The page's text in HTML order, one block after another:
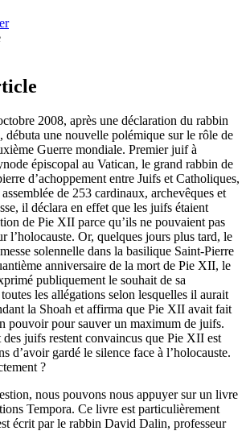
2008, après une déclaration du rabbin
débuta une nouvelle polémique sur le rôle de
Guerre mondiale. Premier juif à
épiscopal au Vatican, le grand rabbin de
d’achoppement entre Juifs et Catholiques,
de 253 cardinaux, archevêques et
il déclara en effet que les juifs étaient
de Pie XII parce qu’ils ne pouvaient pas
l’holocauste. Or, quelques jours plus tard, le
solennelle dans la basilique Saint-Pierre
anniversaire de la mort de Pie XII, le
publiquement le souhait de sa
les allégations selon lesquelles il aurait
la Shoah et affirma que Pie XII avait fait
pouvoir pour sauver un maximum de juifs.
juifs restent convaincus que Pie XII est
d’avoir gardé le silence face à l’holocauste.
?
nous pouvons nous appuyer sur un livre
Tempora. Ce livre est particulièrement
écrit par le rabbin David Dalin, professeur